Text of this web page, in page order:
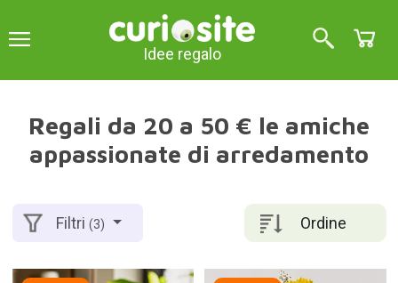
Idee regalo
Regali da 20 a 50 € le amiche
appassionate di arredamento
Ordine
Filtri(3)